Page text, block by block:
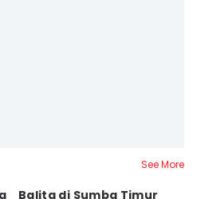
See More
Balita di Sumba Timur